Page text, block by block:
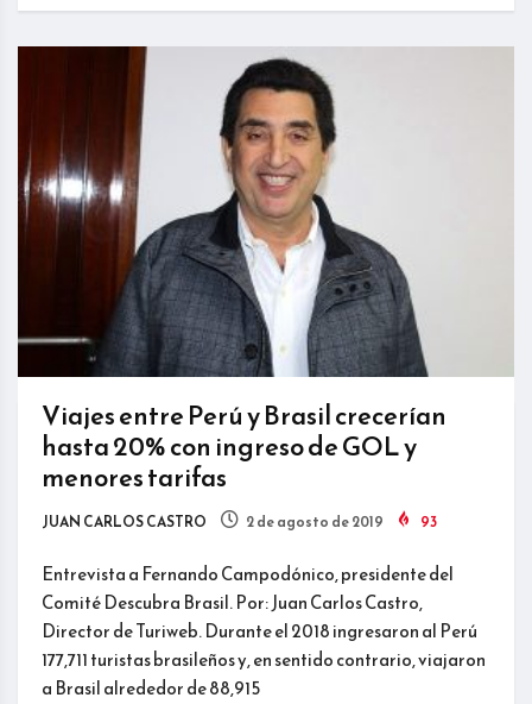
Viajes entre Perú y Brasil crecerían
hasta 20% con ingreso de GOL y
menores tarifas
JUAN CARLOS CASTRO 2 de agosto de 2019 93
Entrevista a Fernando Campodónico, presidente del
Comité Descubra Brasil. Por: Juan Carlos Castro,
Director de Turiweb. Durante el 2018 ingresaron al Perú
177,711 turistas brasileños y, en sentido contrario, viajaron
a Brasil alrededor de 88,915